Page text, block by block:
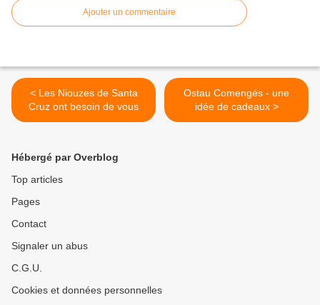
Ajouter un commentaire
< Les Niouzes de Santa
Cruz ont besoin de vous
Ostau Comengés - une
idée de cadeaux >
Hébergé par Overblog
Top articles
Pages
Contact
Signaler un abus
C.G.U.
Cookies et données personnelles